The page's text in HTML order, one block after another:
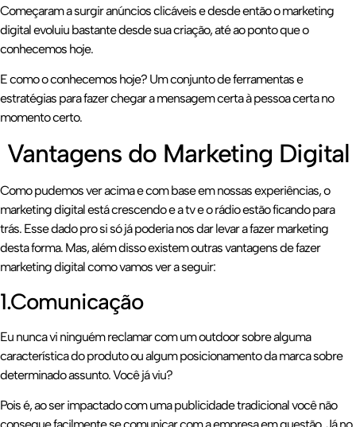
Começaram a surgir anúncios clicáveis e desde então o marketing
digital evoluiu bastante desde sua criação, até ao ponto que o
conhecemos hoje.
E como o conhecemos hoje? Um conjunto de ferramentas e
estratégias para fazer chegar a mensagem certa à pessoa certa no
momento certo.
Vantagens do Marketing Digital
Como pudemos ver acima e com base em nossas experiências, o
marketing digital está crescendo e a tv e o rádio estão ficando para
trás. Esse dado pro si só já poderia nos dar levar a fazer marketing
desta forma. Mas, além disso existem outras vantagens de fazer
marketing digital como vamos ver a seguir:
1.Comunicação
Eu nunca vi ninguém reclamar com um outdoor sobre alguma
característica do produto ou algum posicionamento da marca sobre
determinado assunto. Você já viu?
Pois é, ao ser impactado com uma publicidade tradicional você não